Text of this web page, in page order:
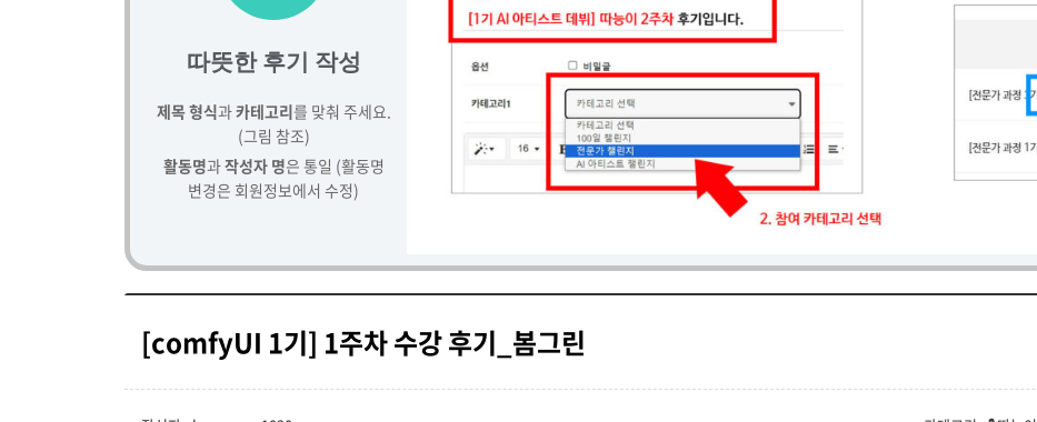
따뜻한 후기 작성
제목 형식과카테고리를 맞춰 주세요.
(그림 참조)
활동명과작성자 명은 통일 (활동명
변경은 회원정보에서 수정)
[comfyUI 1기] 1주차 수강 후기_봄그린